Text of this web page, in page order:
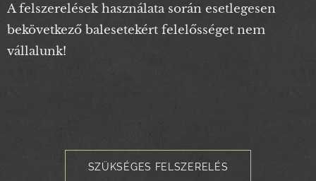
A felszerelések használata során esetlegesen
bekövetkező balesetekért felelősséget nem
vállalunk!
SZÜKSÉGES FELSZERELÉS